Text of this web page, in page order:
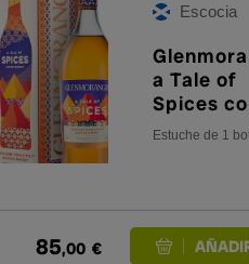
Escocia
a Tale of
Spices
Estuche
Estuche de 1
85,00 €